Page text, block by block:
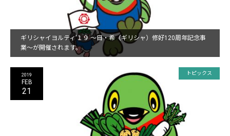
ギリシャイヨルティ’１９ ～日・希（ギリシャ）修好120周年記念事
業～が開催されます。
2019
FEB
21
トピックス